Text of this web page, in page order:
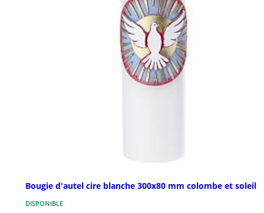
Bougie d'autel cire blanche 300x80 mm colombe et soleil
DISPONIBLE